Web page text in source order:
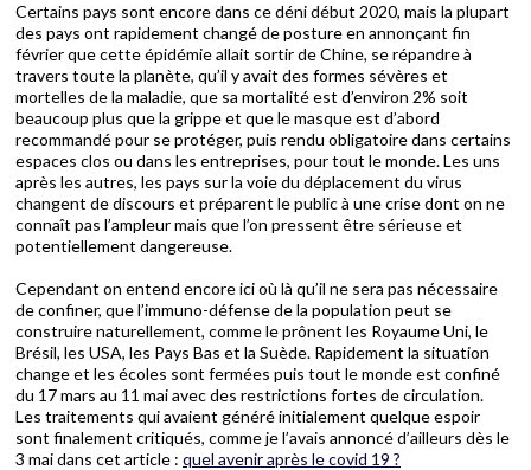
Certains pays sont encore dans ce déni début 2020, mais la plupart
des pays ont rapidement changé de posture en annonçant fin
février que cette épidémie allait sortir de Chine, se répandre à
travers toute la planète, qu’il y avait des formes sévères et
mortelles de la maladie, que sa mortalité est d’environ 2% soit
beaucoup plus que la grippe et que le masque est d’abord
recommandé pour se protéger, puis rendu obligatoire dans certains
espaces clos ou dans les entreprises, pour tout le monde. Les uns
après les autres, les pays sur la voie du déplacement du virus
changent de discours et préparent le public à une crise dont on ne
connaît pas l’ampleur mais que l’on pressent être sérieuse et
potentiellement dangereuse.
Cependant on entend encore ici où là qu’il ne sera pas nécessaire
de confiner, que l’immuno-défense de la population peut se
construire naturellement, comme le prônent les Royaume Uni, le
Brésil, les USA, les Pays Bas et la Suède. Rapidement la situation
change et les écoles sont fermées puis tout le monde est confiné
du 17 mars au 11 mai avec des restrictions fortes de circulation.
Les traitements qui avaient généré initialement quelque espoir
sont finalement critiqués, comme je l’avais annoncé d’ailleurs dès le
3 mai dans cet article : quel avenir après le covid 19 ?